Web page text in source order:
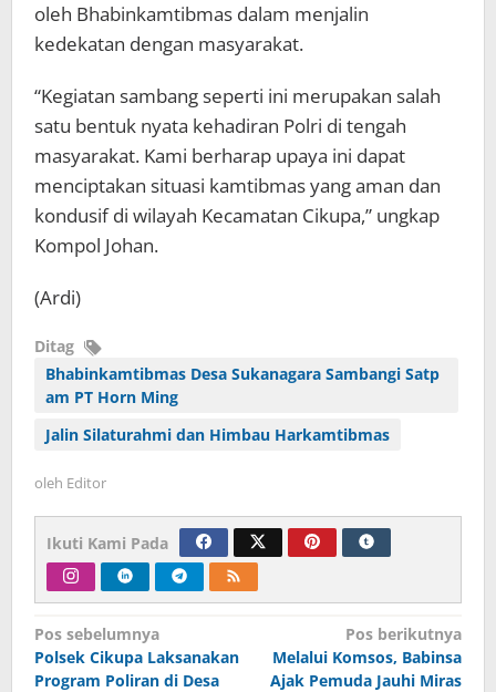
oleh Bhabinkamtibmas dalam menjalin
kedekatan dengan masyarakat.
“Kegiatan sambang seperti ini merupakan salah
satu bentuk nyata kehadiran Polri di tengah
masyarakat. Kami berharap upaya ini dapat
menciptakan situasi kamtibmas yang aman dan
kondusif di wilayah Kecamatan Cikupa,” ungkap
Kompol Johan.
(Ardi)
Ditag
Bhabinkamtibmas Desa Sukanagara Sambangi Satp
am PT Horn Ming
Jalin Silaturahmi dan Himbau Harkamtibmas
oleh Editor
Ikuti Kami Pada
Navigasi
pos
Pos sebelumnya
Polsek Cikupa Laksanakan
Program Poliran di Desa
Pos berikutnya
Melalui Komsos, Babinsa
Ajak Pemuda Jauhi Miras